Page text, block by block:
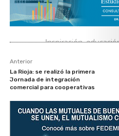
Anterior
La Rioja: se realizó la primera
Jornada de integración
comercial para cooperativas